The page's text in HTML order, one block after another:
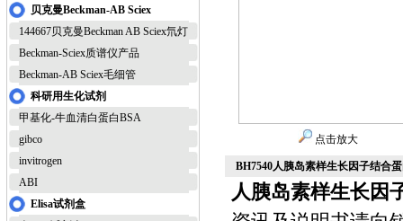
贝克曼Beckman-AB Sciex
144667贝克曼Beckman AB Sciex氘灯
Beckman-Sciex质谱仪产品
Beckman-AB Sciex毛细管
科研用生化试剂
甲基化-牛血清白蛋白BSA
gibco
invitrogen
ABI
Elisa试剂盒
点击放大
BH7540人胰岛素样生长因子结合
人胰岛素样生长因